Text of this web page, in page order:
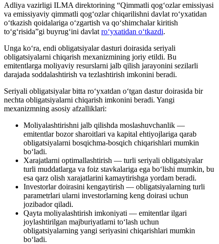
Adliya vazirligi ILMA direktorining “Qimmatli qog‘ozlar emissiyasi
va emissiyaviy qimmatli qog‘ozlar chiqarilishni davlat ro‘yxatidan
o‘tkazish qoidalariga o‘zgartish va qo‘shimchalar kiritish
to‘g‘risida”gi buyrug‘ini davlat ro‘yxatidan o‘tkazdi.
Unga ko‘ra, endi obligatsiyalar dasturi doirasida seriyali
obligatsiyalarni chiqarish mexanizmining joriy etildi. Bu
emitentlarga moliyaviy resurslarni jalb qilish jarayonini sezilarli
darajada soddalashtirish va tezlashtirish imkonini beradi.
Seriyali obligatsiyalar bitta ro‘yxatdan o‘tgan dastur doirasida bir
nechta obligatsiyalarni chiqarish imkonini beradi. Yangi
mexanizmning asosiy afzalliklari:
Moliyalashtirishni jalb qilishda moslashuvchanlik —
emitentlar bozor sharoitlari va kapital ehtiyojlariga qarab
obligatsiyalarni bosqichma-bosqich chiqarishlari mumkin
bo‘ladi.
Xarajatlarni optimallashtirish — turli seriyali obligatsiyalar
turli muddatlarga va foiz stavkalariga ega bo‘lishi mumkin, bu
esa qarz olish xarajatlarini kamaytirishga yordam beradi.
Investorlar doirasini kengaytirish — obligatsiyalarning turli
parametrlari ularni investorlarning keng doirasi uchun
jozibador qiladi.
Qayta moliyalashtirish imkoniyati — emitentlar ilgari
joylashtirilgan majburiyatlarni to‘lash uchun
obligatsiyalarning yangi seriyasini chiqarishlari mumkin
bo‘ladi.